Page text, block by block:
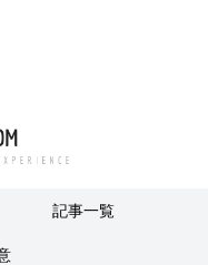
記事一覧